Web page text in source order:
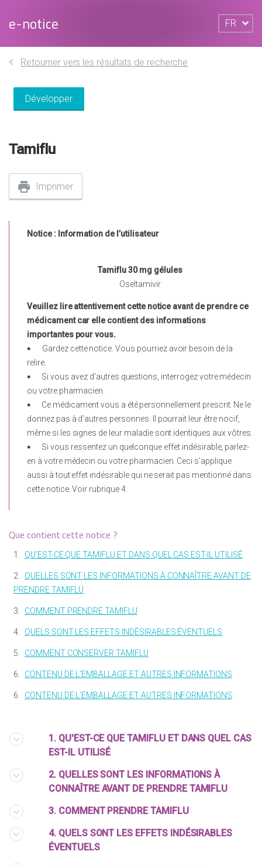
e-notice FR
Retourner vers les résultats de recherche
Développer
Tamiflu
Imprimer
Notice : Information de l’utilisateur
Tamiflu 30 mg gélules
Oseltamivir
Veuillez lire attentivement cette notice avant de prendre ce
médicament car elle contient des informations
importantes pour vous.

Gardez cette notice. Vous pourriez avoir besoin de la
relire.

Si vous avez d’autres questions, interrogez votre médecin
ou votre pharmacien.

Ce médicament vous a été personnellement prescrit. Ne le
donnez pas à d’autres personnes. Il pourrait leur être nocif,
même si les signes de leur maladie sont identiques aux vôtres.

Si vous ressentez un quelconque effet indésirable, parlez-
en à votre médecin ou votre pharmacien. Ceci s’applique
aussi à tout effet indésirable qui ne serait pas mentionné dans
cette notice. Voir rubrique 4.
Que contient cette notice ?
1. QU'EST-CE QUE TAMIFLU ET DANS QUEL CAS EST-IL UTILISÉ
2.
QUELLES SONT LES INFORMATIONS À CONNAÎTRE AVANT DE
PRENDRE TAMIFLU
3. COMMENT PRENDRE TAMIFLU
4. QUELS SONT LES EFFETS INDÉSIRABLES ÉVENTUELS
5. COMMENT CONSERVER TAMIFLU
6. CONTENU DE L’EMBALLAGE ET AUTRES INFORMATIONS
6. CONTENU DE L’EMBALLAGE ET AUTRES INFORMATIONS
1. QU'EST-CE QUE TAMIFLU ET DANS QUEL CAS
EST-IL UTILISÉ
2. QUELLES SONT LES INFORMATIONS À
CONNAÎTRE AVANT DE PRENDRE TAMIFLU
3. COMMENT PRENDRE TAMIFLU
4. QUELS SONT LES EFFETS INDÉSIRABLES
ÉVENTUELS